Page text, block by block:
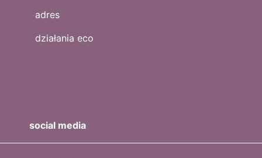
adres
działania eco
social media